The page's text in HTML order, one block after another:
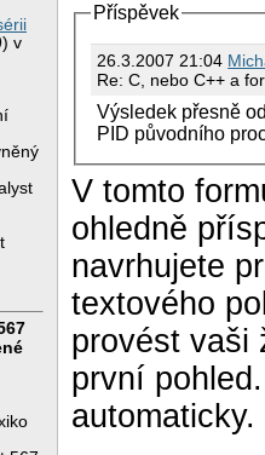
v
Příspěvek
26.3.2007 21:04
Re: C, nebo C++ a
Výsledek přesně
PID původního
V tomto
ohledně
navrhujete
textového
provést vaši
první
automaticky.